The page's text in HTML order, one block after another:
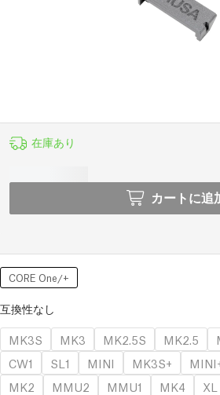
在庫あり
カートに追
CORE One/+
互換性なし
MK3S
MK3 MK2.5S MK2.5
CW1
SL1 MINI MK3S+
MK2
MMU2 MMU1 MK4 XL